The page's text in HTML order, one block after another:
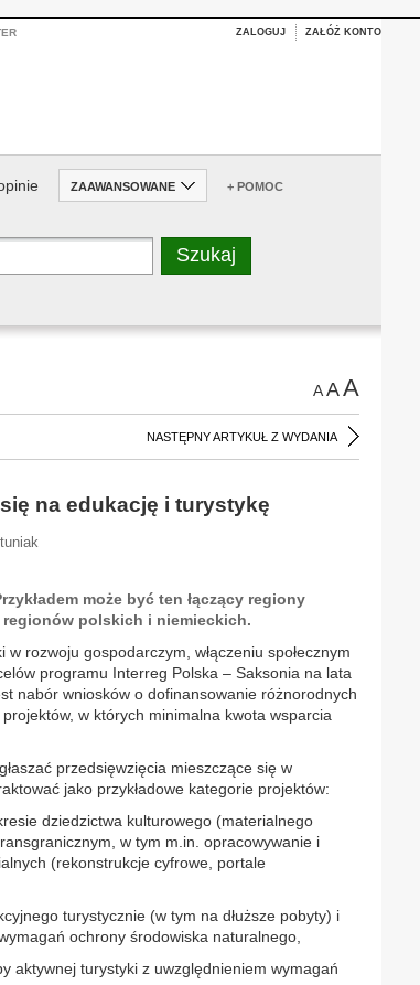
ZALOGUJ ZAŁÓŻ KONTO
ZAAWANSOWANE + POMOC
AAA
NASTĘPNY ARTYKUŁ Z WYDANIA
na edukację i turystykę
może być ten łączący regiony
polskich i niemieckich.
rozwoju gospodarczym, włączeniu społecznym
programu Interreg Polska – Saksonia na lata
nabór wniosków o dofinansowanie różnorodnych
w których minimalna kwota wsparcia
przedsięwzięcia mieszczące się w
jako przykładowe kategorie projektów:
dziedzictwa kulturowego (materialnego
w tym m.in. opracowywanie i
(rekonstrukcje cyfrowe, portale
turystycznie (w tym na dłuższe pobyty) i
ochrony środowiska naturalnego,
aktywnej turystyki z uwzględnieniem wymagań